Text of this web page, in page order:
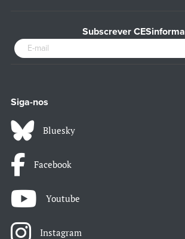
Subscrever CESinforma
Siga-nos
Bluesky
Facebook
Youtube
Instagram